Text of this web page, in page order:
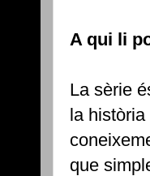
A qui li
La sèrie
la
que